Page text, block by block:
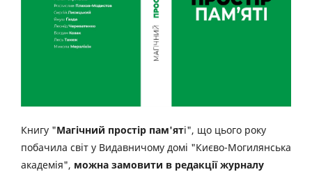
Книгу "Магічний простір пам'яті", що цього року
побачила світ у Видавничому домі "Києво-Могилянська
академія", можна замовити в редакції журналу